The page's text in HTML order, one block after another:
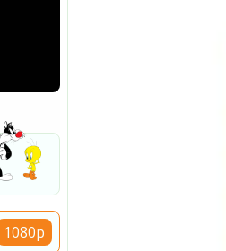
1080p